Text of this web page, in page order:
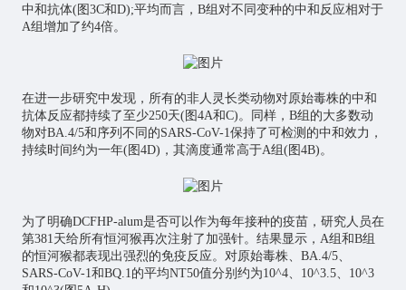
中和抗体(图3C和D);平均而言，B组对不同变种的中和反应相对于
A组增加了约4倍。
在进一步研究中发现，所有的非人灵长类动物对原始毒株的中和
抗体反应都持续了至少250天(图4A和C)。同样，B组的大多数动
物对BA.4/5和序列不同的SARS-CoV-1保持了可检测的中和效力，
持续时间约为一年(图4D)，其滴度通常高于A组(图4B)。
为了明确DCFHP-alum是否可以作为每年接种的疫苗，研究人员在
第381天给所有恒河猴再次注射了加强针。结果显示，A组和B组
的恒河猴都表现出强烈的免疫反应。对原始毒株、BA.4/5、
SARS-CoV-1和BQ.1的平均NT50值分别约为10^4、10^3.5、10^3